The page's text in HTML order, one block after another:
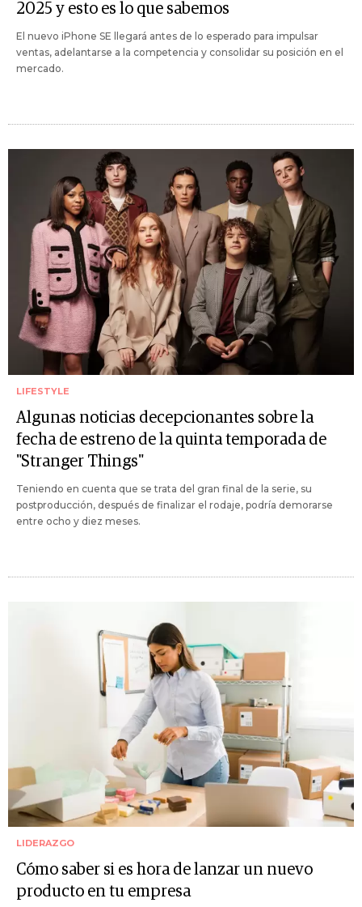
2025 y esto es lo que sabemos
El nuevo iPhone SE llegará antes de lo esperado para impulsar
ventas, adelantarse a la competencia y consolidar su posición en el
mercado.
LIFESTYLE
Algunas noticias decepcionantes sobre la
fecha de estreno de la quinta temporada de
"Stranger Things"
Teniendo en cuenta que se trata del gran final de la serie, su
postproducción, después de finalizar el rodaje, podría demorarse
entre ocho y diez meses.
LIDERAZGO
Cómo saber si es hora de lanzar un nuevo
producto en tu empresa